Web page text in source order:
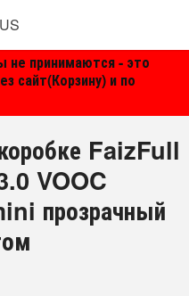
не принимаются - это
сайт(Корзину) и по
FaizFull
VOOC
прозрачный